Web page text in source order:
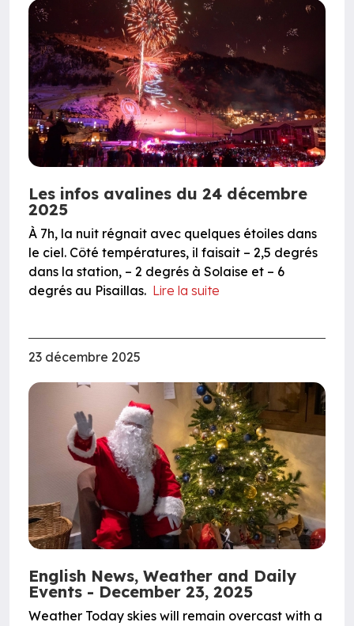
Les infos avalines du 24 décembre
2025
À 7h, la nuit régnait avec quelques étoiles dans
le ciel. Côté températures, il faisait – 2,5 degrés
dans la station, – 2 degrés à Solaise et – 6
degrés au Pisaillas. Lire la suite
23 décembre 2025
English News, Weather and Daily
Events - December 23, 2025
Weather Today skies will remain overcast with a